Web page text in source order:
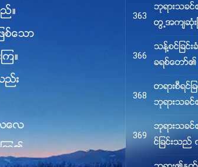
။
စ္ေသာ
။
း
ေလ
က၏
363
ဘုရားသခ
တြ႕အက်ဆုံး
366
သန႔္စင္ျခ
ခရစ္ေတာ္၏
368
တရားစီရင္ျ
ဘုရားသခ
369
ဘုရားသခင္
င္ျခင္းသ